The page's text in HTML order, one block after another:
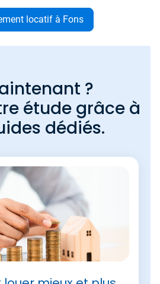
locatif à Fons
?
étude grâce à
dédiés.